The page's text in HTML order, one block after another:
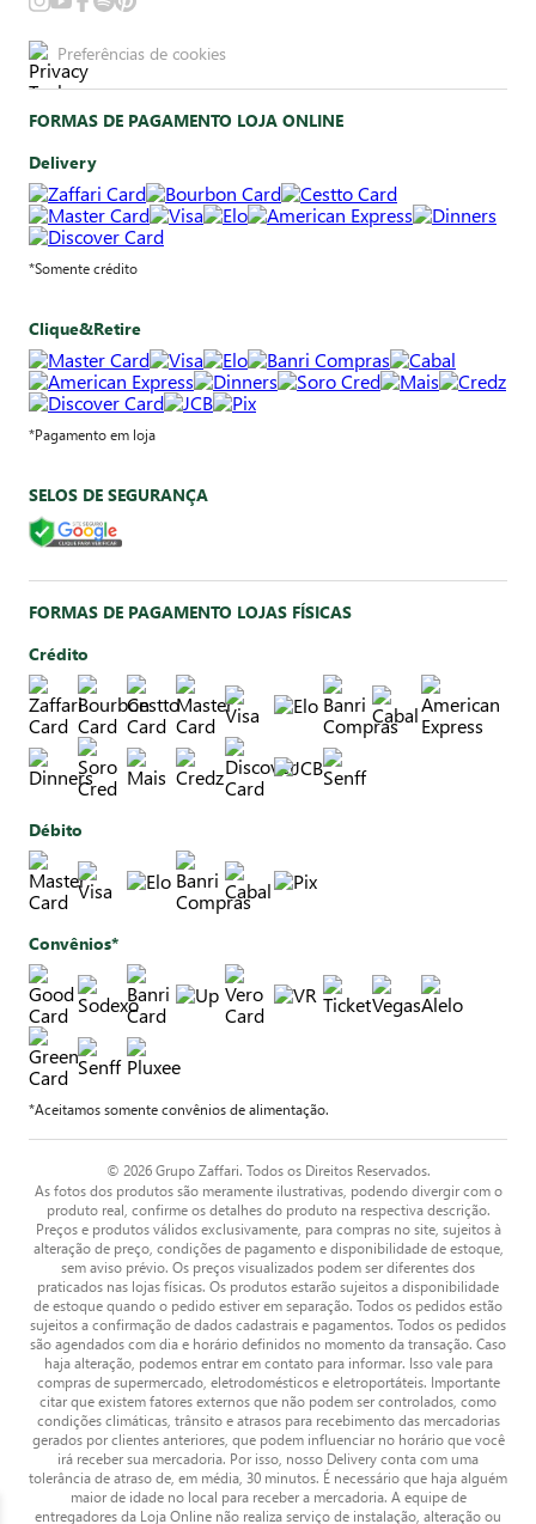
Preferências de cookies
FORMAS DE PAGAMENTO LOJA ONLINE
Delivery
*Somente crédito
Clique&Retire
*Pagamento em loja
SELOS DE SEGURANÇA
FORMAS DE PAGAMENTO LOJAS FÍSICAS
Crédito
Débito
Convênios*
*Aceitamos somente convênios de alimentação.
© 2026 Grupo Zaffari. Todos os Direitos Reservados.
As fotos dos produtos são meramente ilustrativas, podendo divergir com o
produto real, confirme os detalhes do produto na respectiva descrição.
Preços e produtos válidos exclusivamente, para compras no site, sujeitos à
alteração de preço, condições de pagamento e disponibilidade de estoque,
sem aviso prévio. Os preços visualizados podem ser diferentes dos
praticados nas lojas físicas. Os produtos estarão sujeitos a disponibilidade
de estoque quando o pedido estiver em separação. Todos os pedidos estão
sujeitos a confirmação de dados cadastrais e pagamentos. Todos os pedidos
são agendados com dia e horário definidos no momento da transação. Caso
haja alteração, podemos entrar em contato para informar. Isso vale para
compras de supermercado, eletrodomésticos e eletroportáteis. Importante
citar que existem fatores externos que não podem ser controlados, como
condições climáticas, trânsito e atrasos para recebimento das mercadorias
gerados por clientes anteriores, que podem influenciar no horário que você
irá receber sua mercadoria. Por isso, nosso Delivery conta com uma
tolerância de atraso de, em média, 30 minutos. É necessário que haja alguém
maior de idade no local para receber a mercadoria. A equipe de
entregadores da Loja Online não realiza serviço de instalação, alteração ou